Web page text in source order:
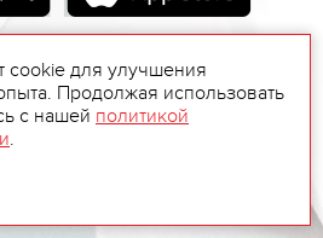
cookie для улучшения
Продолжая использовать
с нашей политикой
.